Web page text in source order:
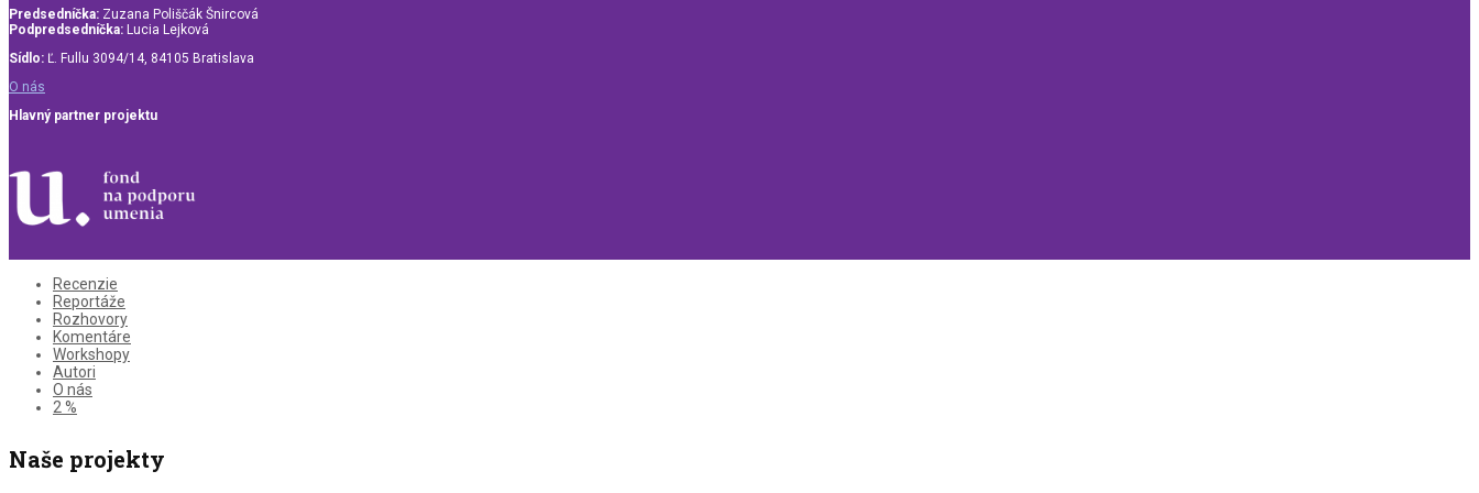
Predsedníčka: Zuzana Poliščák Šnircová
Podpredsedníčka: Lucia Lejková
Sídlo: Ľ. Fullu 3094/14, 84105 Bratislava
O nás
Hlavný partner projektu
Recenzie
Reportáže
Rozhovory
Komentáre
Workshopy
Autori
O nás
2 %
Naše projekty